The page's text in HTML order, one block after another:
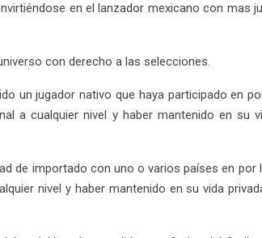
en el lanzador mexicano con
con derecho a las selecciones.
un jugador nativo que haya participado en
a cualquier nivel y haber mantenido en su
de importado con uno o varios países en
nivel y haber mantenido en su vida